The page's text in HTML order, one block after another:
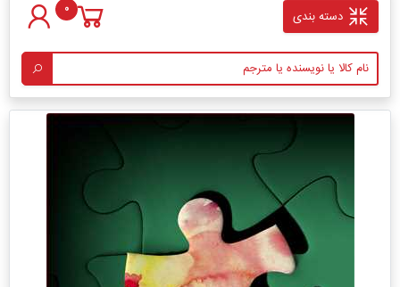
دسته بندی 0